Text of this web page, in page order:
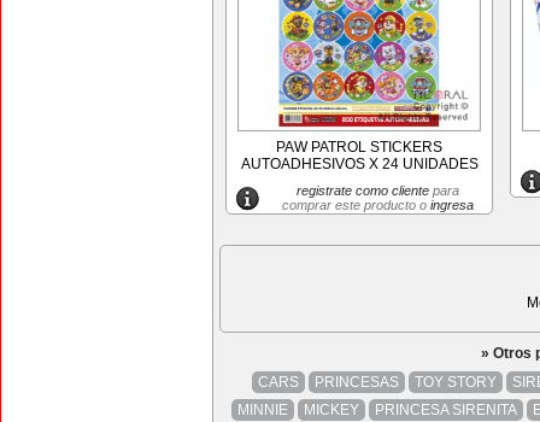
PAW PATROL STICKERS
AUTOADHESIVOS X 24 UNIDADES
registrate como clientepara
comprar este producto o ingresa
» Otros
CARS
PRINCESAS TOY STORY
MINNIE
MICKEY PRINCESA SIRENITA